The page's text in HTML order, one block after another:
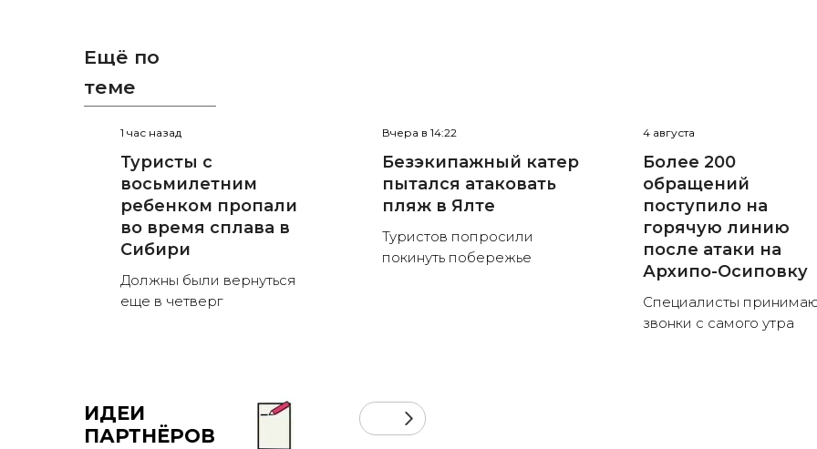
Ещё по
теме
1 час назад
Туристы с
восьмилетним
ребенком пропали
во время сплава в
Сибири
Должны были вернуться
еще в четверг
Вчера в 14:22
Безэкипажный катер
пытался атаковать
пляж в Ялте
Туристов попросили
покинуть побережье
4 августа
Более 200
обращений
поступило на
горячую линию
после атаки на
Архипо-Осиповку
Специалисты
звонки с самого утра
ИДЕИ
ПАРТНЁРОВ